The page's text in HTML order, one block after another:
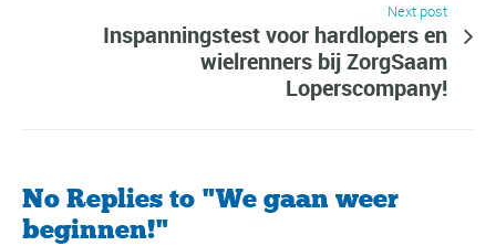
Next post
Inspanningstest voor hardlopers en
wielrenners bij ZorgSaam
Loperscompany!
No Replies to "We gaan weer
beginnen!"